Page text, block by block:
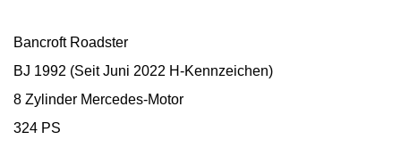
Bancroft Roadster
BJ 1992 (Seit Juni 2022 H-Kennzeichen)
8 Zylinder Mercedes-Motor
324 PS